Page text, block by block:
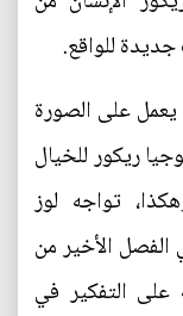
للواقع.
على الصورة
ريكور للخيال
تواجه لوز
الأخير من
على التفكير في